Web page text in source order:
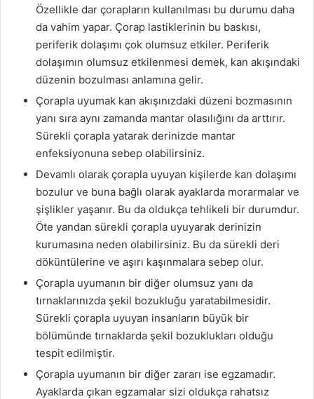
Özellikle dar çorapların kullanılması bu durumu daha
da vahim yapar. Çorap lastiklerinin bu baskısı,
periferik dolaşımı çok olumsuz etkiler. Periferik
dolaşımın olumsuz etkilenmesi demek, kan akışındaki
düzenin bozulması anlamına gelir.
Çorapla uyumak kan akışınızdaki düzeni bozmasının
yanı sıra aynı zamanda mantar olasılığını da arttırır.
Sürekli çorapla yatarak derinizde mantar
enfeksiyonuna sebep olabilirsiniz.
Devamlı olarak çorapla uyuyan kişilerde kan dolaşımı
bozulur ve buna bağlı olarak ayaklarda morarmalar ve
şişlikler yaşanır. Bu da oldukça tehlikeli bir durumdur.
Öte yandan sürekli çorapla uyuyarak derinizin
kurumasına neden olabilirsiniz. Bu da sürekli deri
döküntülerine ve aşırı kaşınmalara sebep olur.
Çorapla uyumanın bir diğer olumsuz yanı da
tırnaklarınızda şekil bozukluğu yaratabilmesidir.
Sürekli çorapla uyuyan insanların büyük bir
bölümünde tırnaklarda şekil bozuklukları olduğu
tespit edilmiştir.
Çorapla uyumanın bir diğer zararı ise egzamadır.
Ayaklarda çıkan egzamalar sizi oldukça rahatsız